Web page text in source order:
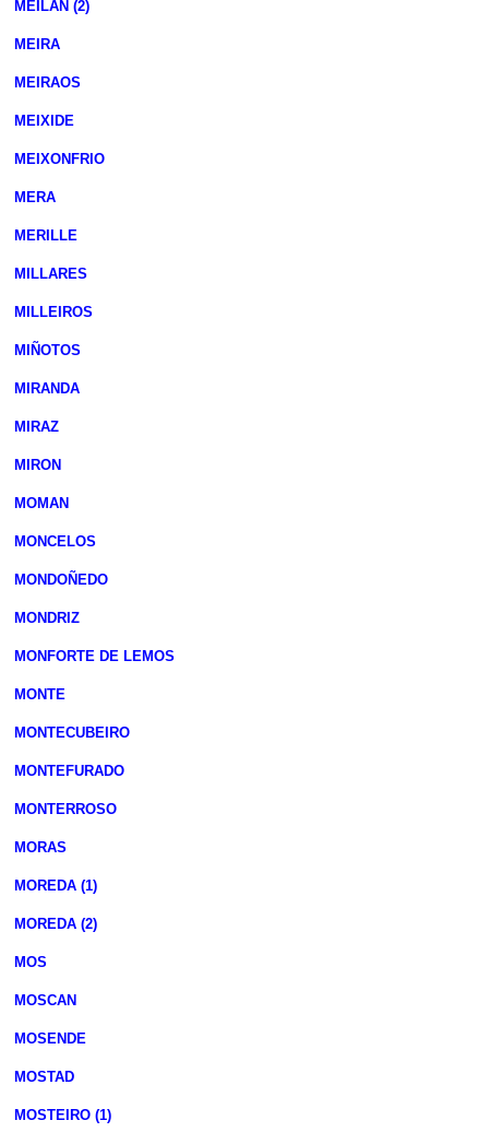
MEILAN (2)
MEIRA
MEIRAOS
MEIXIDE
MEIXONFRIO
MERA
MERILLE
MILLARES
MILLEIROS
MIÑOTOS
MIRANDA
MIRAZ
MIRON
MOMAN
MONCELOS
MONDOÑEDO
MONDRIZ
MONFORTE DE LEMOS
MONTE
MONTECUBEIRO
MONTEFURADO
MONTERROSO
MORAS
MOREDA (1)
MOREDA (2)
MOS
MOSCAN
MOSENDE
MOSTAD
MOSTEIRO (1)